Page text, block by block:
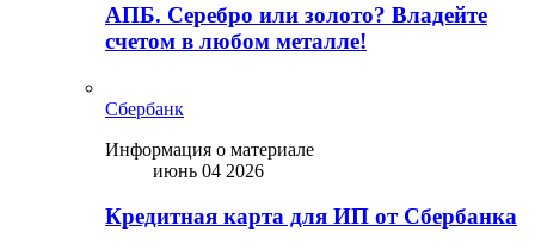
АПБ. Серебро или золото? Владейте
счетом в любом металле!
Сбербанк
Информация о материале
июнь 04 2026
Кредитная карта для ИП от Сбербанка